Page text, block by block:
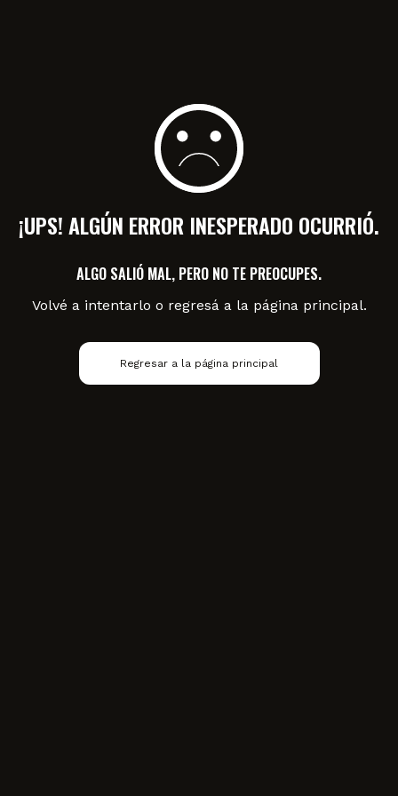
¡UPS! ALGÚN ERROR INESPERADO OCURRIÓ.
ALGO SALIÓ MAL, PERO NO TE PREOCUPES.
Volvé a intentarlo o regresá a la página principal.
Regresar a la página principal